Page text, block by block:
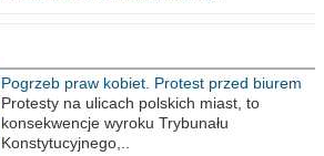
Pogrzeb praw kobiet. Protest przed biurem
poselskim PiS
Protesty na ulicach polskich miast, to
konsekwencje wyroku Trybunału
Konstytucyjnego,..